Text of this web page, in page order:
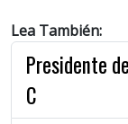
Lea También:
Presidente
C